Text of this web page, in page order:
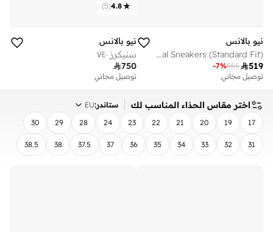
نيو بالانس
Kids 740 BUNGEE LACE casual Sneakers (Standard Fit)
519
555
-7%
توصيل مجاني
4.8
(
5
)
نيو بالانس
سنيكرز ٧٤٠
750
توصيل مجاني
اختر مقاس الحذاء المناسب لك ستاندر:
EU
17
19
20
21
22
23
24
28
29
30
31
32
33
34
35
36
37
37.5
38
38.5